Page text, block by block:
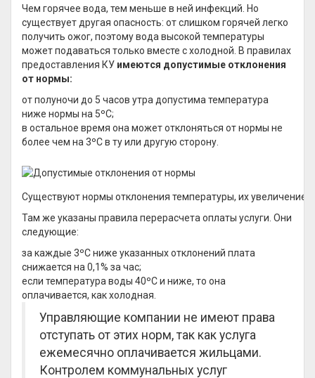
Чем горячее вода, тем меньше в ней инфекций. Но
существует другая опасность: от слишком горячей легко
получить ожог, поэтому вода высокой температуры
может подаваться только вместе с холодной. В правилах
предоставления КУ имеются допустимые отклонения
от нормы:
от полуночи до 5 часов утра допустима температура
ниже нормы на 5ºС;
в остальное время она может отклоняться от нормы не
более чем на 3ºС в ту или другую сторону.
Существуют нормы отклонения температуры, их увеличение
Там же указаны правила перерасчета оплаты услуги. Они
следующие:
за каждые 3ºС ниже указанных отклонений плата
снижается на 0,1% за час;
если температура воды 40ºС и ниже, то она
оплачивается, как холодная.
Управляющие компании не имеют права
отступать от этих норм, так как услуга
ежемесячно оплачивается жильцами.
Контролем коммунальных услуг